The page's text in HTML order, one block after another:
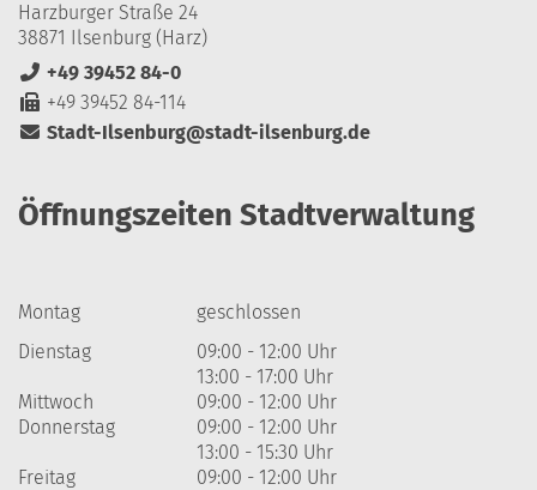
Harzburger Straße 24
38871 Ilsenburg (Harz)
+49 39452 84-0
+49 39452 84-114
Stadt-Ilsenburg@stadt-ilsenburg.de
Öffnungszeiten Stadtverwaltung
Montag
geschlossen
Dienstag
09:00 - 12:00 Uhr
13:00 - 17:00 Uhr
Mittwoch
09:00 - 12:00 Uhr
Donnerstag
09:00 - 12:00 Uhr
13:00 - 15:30 Uhr
Freitag
09:00 - 12:00 Uhr